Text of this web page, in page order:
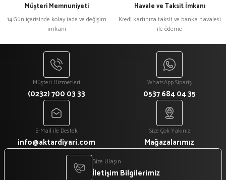
Müşteri Memnuniyeti
14 Gün içerisinde kolay iade ve değişim
imkanı
Havale ve Taksit İmkanı
Kredi kartınıza taksit ve banka havalesi
ile ödeme
Müşteri Hizmetleri
(0232) 700 03 33
WhatsApp Sipariş
0537 684 04 35
E-Mail ile Destek
info@aktardiyari.com
Size Çok Yakınız
Mağazalarımız
Bize Ulaşın
İletişim Bilgilerimiz